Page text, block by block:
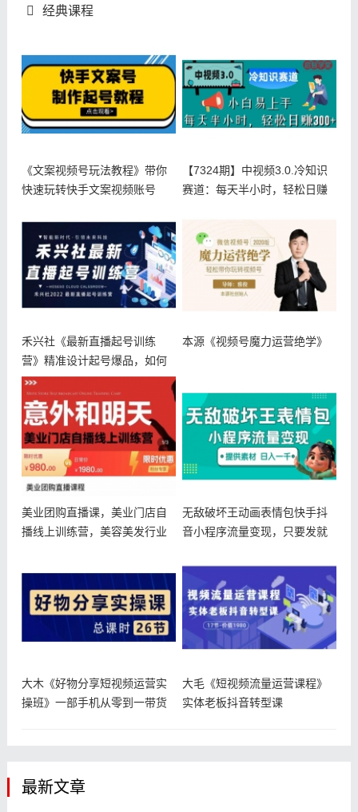
经典课程
《文案视频号玩法教程》带你
快速玩转快手文案视频账号
【7324期】中视频3.0.冷知识
赛道：每天半小时，轻松日赚
禾兴社《最新直播起号训练
营》精准设计起号爆品，如何
做好有效的
本源《视频号魔力运营绝学》
美业团购直播课，美业门店自
播线上训练营，美容美发行业
无敌破坏王动画表情包快手抖
音小程序流量变现，只要发就
大木《好物分享短视频运营实
操班》一部手机从零到一带货
大毛《短视频流量运营课程》
实体老板抖音转型课
最新文章